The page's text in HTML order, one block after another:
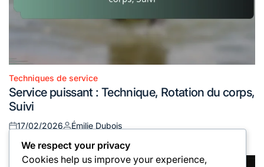
Posted
in
Techniques de service
Service puissant : Technique, Rotation du corps,
Suivi
Posted
17/02/2026
Posted
by
Émilie Dubois
We respect your privacy
Cookies help us improve your experience,